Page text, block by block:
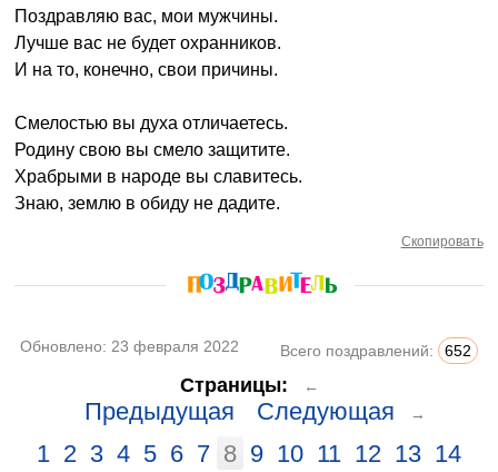
Поздравляю вас, мои мужчины.
Лучше вас не будет охранников.
И на то, конечно, свои причины.
Смелостью вы духа отличаетесь.
Родину свою вы смело защитите.
Храбрыми в народе вы славитесь.
Знаю, землю в обиду не дадите.
Скопировать
Обновлено: 23 февраля 2022 Всего поздравлений: 652
Страницы: ←
Предыдущая Следующая →
1 2 3 4 5 6 7 8 9 10 11 12 13 14